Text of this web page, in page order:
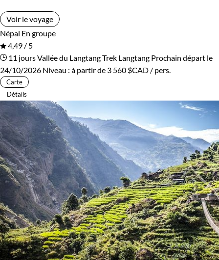
Voir le voyage
Népal En groupe
4,49 / 5
11 joursVallée du LangtangTrek Langtang Prochain départ le
24/10/2026 Niveau : à partir de 3 560 $CAD / pers.
Carte
Détails